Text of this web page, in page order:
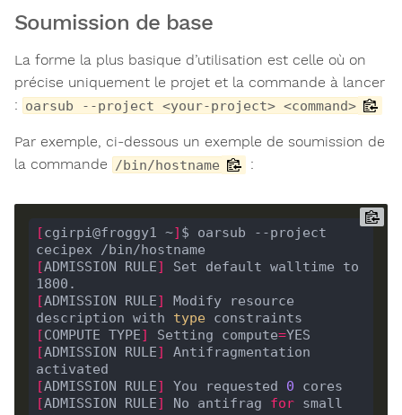
Soumission de base
La forme la plus basique d’utilisation est celle où on
précise uniquement le projet et la commande à lancer
: oarsub --project <your-project> <command>
Par exemple, ci-dessous un exemple de soumission de
la commande
/bin/hostname :
[cgirpi@froggy1 ~] $ oarsub --project
[ADMISSION RULE]
Set default walltime to
[ADMISSION RULE]
Modify resource
description with type
[COMPUTE TYPE] Setting compute=
[ADMISSION RULE]
Antifragmentation
[ADMISSION RULE] You requested 0
[ADMISSION RULE] No antifrag for